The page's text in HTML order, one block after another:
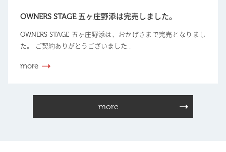
OWNERS STAGE 五ヶ庄野添は完売しました。
OWNERS STAGE 五ヶ庄野添は、おかげさまで完売となりまし
た。 ご契約ありがとうございました...
more
more